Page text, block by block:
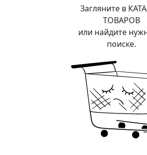
Загляните в
ТОВАРОВ
или найдите
поиске.